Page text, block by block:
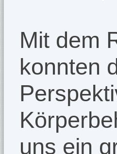
Mit dem
konnten
uns ein